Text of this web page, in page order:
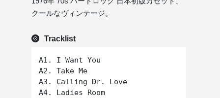
クールなヴィンテージ。
Tracklist
A1. I Want You
A2. Take Me
A3. Calling Dr. Love
A4. Ladies Room